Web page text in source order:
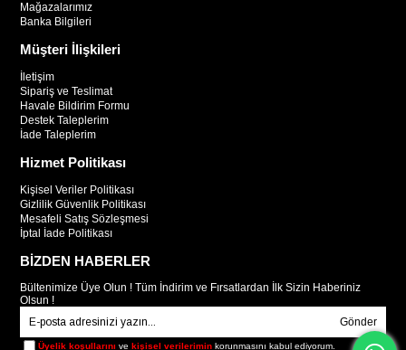
Mağazalarımız
Banka Bilgileri
Müşteri İlişkileri
İletişim
Sipariş ve Teslimat
Havale Bildirim Formu
Destek Taleplerim
İade Taleplerim
Hizmet Politikası
Kişisel Veriler Politikası
Gizlilik Güvenlik Politikası
Mesafeli Satış Sözleşmesi
İptal İade Politikası
BİZDEN HABERLER
Bültenimize Üye Olun ! Tüm İndirim ve Fırsatlardan İlk Sizin Haberiniz
Olsun !
Gönder
Üyelik koşullarını vekişisel verilerimin korunmasını kabul ediyorum.